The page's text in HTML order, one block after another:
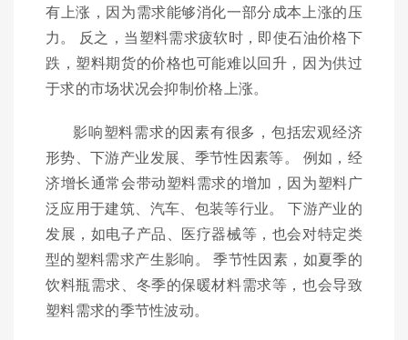
有上涨，因为需求能够消化一部分成本上涨的压
力。 反之，当塑料需求疲软时，即使石油价格下
跌，塑料期货的价格也可能难以回升，因为供过
于求的市场状况会抑制价格上涨。
影响塑料需求的因素有很多，包括宏观经济
形势、下游产业发展、季节性因素等。 例如，经
济增长通常会带动塑料需求的增加，因为塑料广
泛应用于建筑、汽车、包装等行业。 下游产业的
发展，如电子产品、医疗器械等，也会对特定类
型的塑料需求产生影响。 季节性因素，如夏季的
饮料瓶需求、冬季的保暖材料需求等，也会导致
塑料需求的季节性波动。